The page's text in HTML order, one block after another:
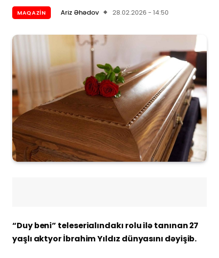
MAQAZIN Ariz Əhədov 28.02.2026 - 14:50
“Duy beni” teleserialındakı rolu ilə tanınan 27
yaşlı aktyor İbrahim Yıldız dünyasını dəyişib.